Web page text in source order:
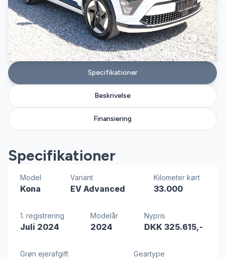
Specifikationer
Beskrivelse
Finansiering
Specifikationer
Model
Kona
Variant
EV Advanced
Kilometer kørt
33.000
1. registrering
Juli 2024
Modelår
2024
Nypris
DKK 325.615,-
Grøn ejerafgift Geartype